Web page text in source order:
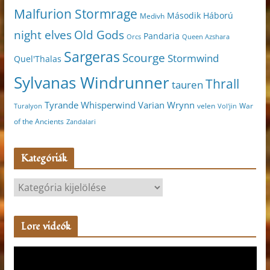
Malfurion Stormrage Medivh Második Háború
night elves Old Gods Orcs Pandaria Queen Azshara
Quel'Thalas Sargeras Scourge Stormwind
Sylvanas Windrunnertauren Thrall
Turalyon Tyrande Whisperwind Varian Wrynn velen Vol'jin War
of the Ancients Zandalari
Kategóriák
t
g
Lore videók